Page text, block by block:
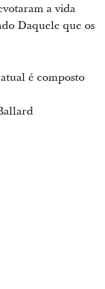
a vida
Daquele que os
é composto